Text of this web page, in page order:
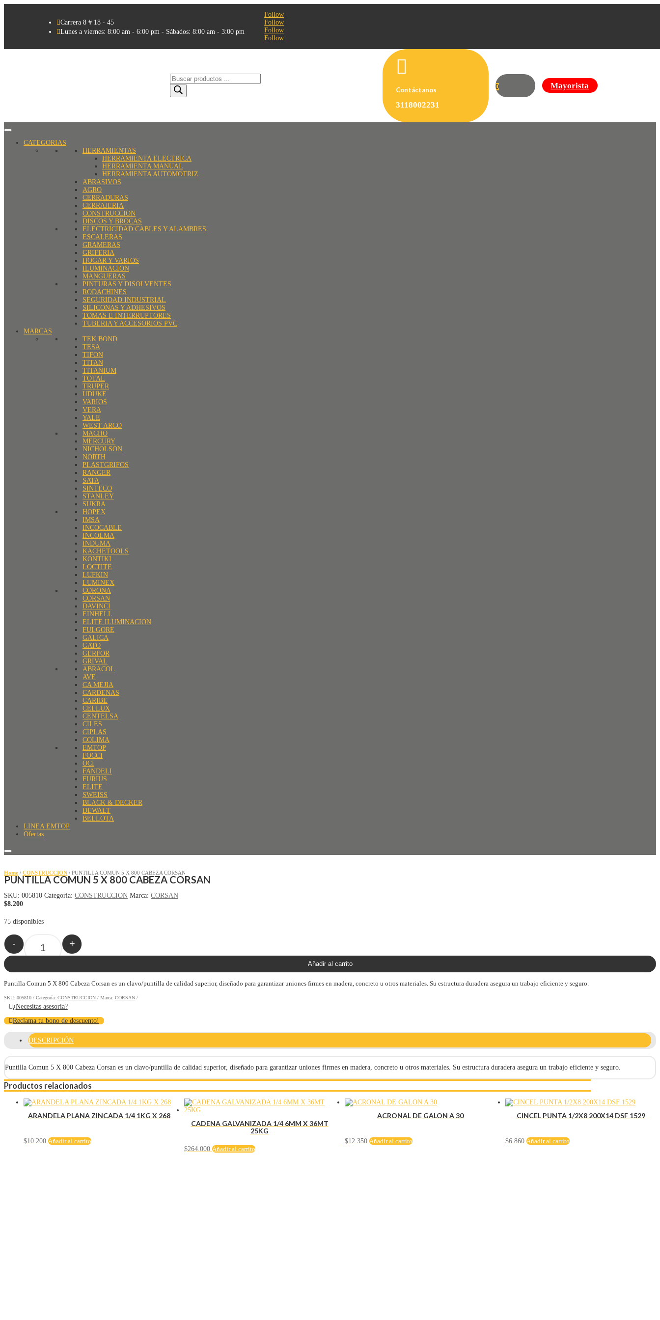
Carrera 8 # 18 - 45
Lunes a viernes: 8:00 am - 6:00 pm - Sábados: 8:00 am - 3:00 pm
Follow
Follow
Follow
Follow
Búsqueda
de
productos

Contáctanos
3118002231
0 Mayorista
CATEGORIAS
HERRAMIENTAS
HERRAMIENTA ELECTRICA
HERRAMIENTA MANUAL
HERRAMIENTA AUTOMOTRIZ
ABRASIVOS
AGRO
CERRADURAS
CERRAJERIA
CONSTRUCCION
DISCOS Y BROCAS
ELECTRICIDAD CABLES Y ALAMBRES
ESCALERAS
GRAMERAS
GRIFERIA
HOGAR Y VARIOS
ILUMINACION
MANGUERAS
PINTURAS Y DISOLVENTES
RODACHINES
SEGURIDAD INDUSTRIAL
SILICONAS Y ADHESIVOS
TOMAS E INTERRUPTORES
TUBERIA Y ACCESORIOS PVC
MARCAS
TEK BOND
TESA
TIFON
TITAN
TITANIUM
TOTAL
TRUPER
UDUKE
VARIOS
VERA
YALE
WEST ARCO
MACHO
MERCURY
NICHOLSON
NORTH
PLASTGRIFOS
RANGER
SATA
SINTECO
STANLEY
SUKRA
HOPEX
IMSA
INCOCABLE
INCOLMA
INDUMA
KACHETOOLS
KONTIKI
LOCTITE
LUFKIN
LUMINEX
CORONA
CORSAN
DAVINCI
EINHELL
ELITE ILUMINACION
FULGORE
GALICA
GATO
GERFOR
GRIVAL
ABRACOL
AVE
CA MEJIA
CARDENAS
CARIBE
CELLUX
CENTELSA
CILES
CIPLAS
COLIMA
EMTOP
FOCCI
OCI
FANDELI
FURIUS
ELITE
SWEISS
BLACK & DECKER
DEWALT
BELLOTA
LINEA EMTOP
Ofertas
Home / CONSTRUCCION / PUNTILLA COMUN 5 X 800 CABEZA CORSAN
PUNTILLA COMUN 5 X 800 CABEZA CORSAN
SKU: 005810 Categoría: CONSTRUCCION Marca: CORSAN
$8.200
75 disponibles
Quantity
- +
Añadir al carrito
Puntilla Comun 5 X 800 Cabeza Corsan es un clavo/puntilla de calidad superior, diseñado para garantizar uniones firmes en madera, concreto u otros materiales. Su estructura duradera asegura un trabajo eficiente y seguro.
SKU: 005810 Categoría: CONSTRUCCION Marca: CORSAN
¿Necesitas asesoria?
Reclama tu bono de descuento!
DESCRIPCIÓN
Puntilla Comun 5 X 800 Cabeza Corsan es un clavo/puntilla de calidad superior, diseñado para garantizar uniones firmes en madera, concreto u otros materiales. Su estructura duradera asegura un trabajo eficiente y seguro.
Productos relacionados
ARANDELA PLANA ZINCADA 1/4 1KG X 268
$10.200 Añadir al carrito
CADENA GALVANIZADA 1/4 6MM X 36MT
25KG
$264.000 Añadir al carrito
ACRONAL DE GALON A 30
$12.350 Añadir al carrito
CINCEL PUNTA 1/2X8 200X14 DSF 1529
$6.860 Añadir al carrito